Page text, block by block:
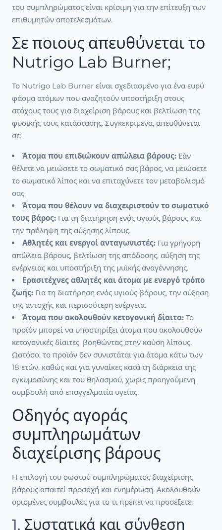
του συμπληρώματος είναι κρίσιμη για την επίτευξη των
επιθυμητών αποτελεσμάτων.
Σε ποιους απευθύνεται το
Nutrigo Lab Burner;
Το Nutrigo Lab Burner είναι σχεδιασμένο για ένα ευρύ
φάσμα ατόμων που αναζητούν υποστήριξη στους
στόχους τους για διαχείριση βάρους και βελτίωση της
φυσικής τους κατάστασης. Συγκεκριμένα, απευθύνεται
σε:
Άτομα που επιδιώκουν απώλεια βάρους: Εάν
θέλετε να μειώσετε το σωματικό σας βάρος, να μειώσετε
το σωματικό λίπος και να επιταχύνετε τον μεταβολισμό
σας.
Άτομα που θέλουν να διαχειριστούν το σωματικό
τους βάρος: Για τη διατήρηση ενός υγιούς βάρους και
την πρόληψη της αύξησης λίπους.
Αθλητές και ενεργοί ανταγωνιστές: Για γρήγορη
απώλεια βάρους, βελτίωση της απόδοσης, αύξηση της
ενέργειας και υποστήριξη της μυϊκής αναγέννησης.
Ερασιτέχνες αθλητές και άτομα με ενεργό τρόπο
ζωής: Για τη διατήρηση ενός υγιούς βάρους, την αύξηση
της αντοχής και περισσότερη ενέργεια.
Άτομα που ακολουθούν κετογονική δίαιτα: Το
προϊόν μπορεί να υποστηρίξει άτομα που ακολουθούν
κετογονικές δίαιτες, βοηθώντας στην καύση λίπους.
Ωστόσο, το προϊόν δεν συνιστάται για άτομα κάτω των
18 ετών, καθώς και για γυναίκες κατά τη διάρκεια της
εγκυμοσύνης και του θηλασμού, χωρίς προηγούμενη
συμβουλή από επαγγελματία υγείας.
Οδηγός αγοράς
συμπληρωμάτων
διαχείρισης βάρους
Η επιλογή του σωστού συμπληρώματος διαχείρισης
βάρους απαιτεί προσοχή και ενημέρωση. Ακολουθούν
ορισμένες συμβουλές για το τι πρέπει να προσέξετε:
1. Συστατικά και σύνθεση